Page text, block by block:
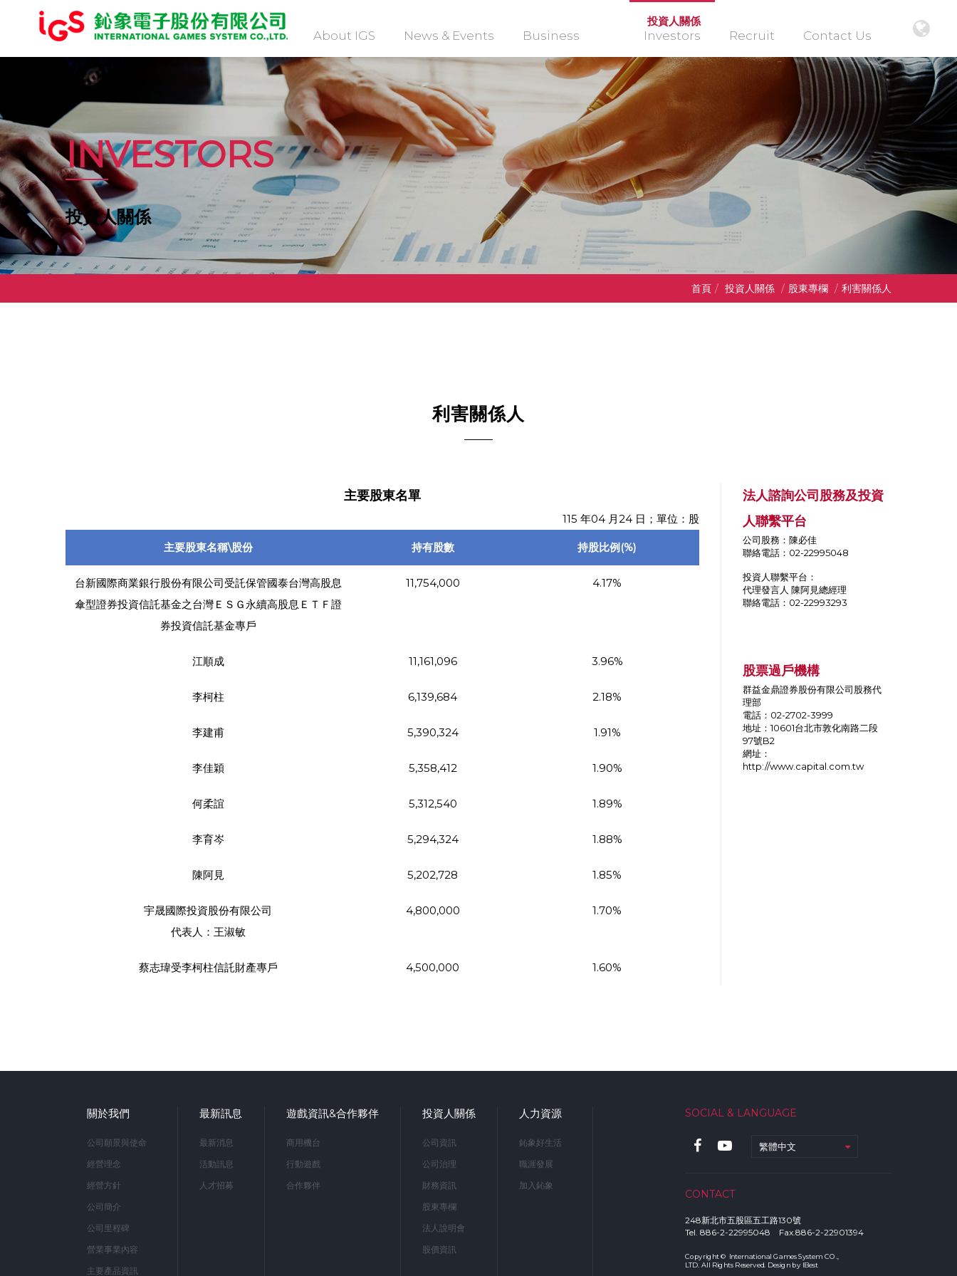
About IGS News & Events Business
投資人關係
Investors Recruit Contact Us
INVESTORS
投資人關係
首頁 / 投資人關係 / 股東專欄 / 利害關係人
利害關係人
主要股東名單
115 年04 月24 日；單位：股
主要股東名稱\股份 持有股數 持股比例(%)
台新國際商業銀行股份有限公司受託保管國泰台灣高股息
傘型證券投資信託基金之台灣ＥＳＧ永續高股息ＥＴＦ證
券投資信託基金專戶
11,754,000 4.17%
江順成 11,161,096 3.96%
李柯柱 6,139,684 2.18%
李建甫 5,390,324 1.91%
李佳穎 5,358,412 1.90%
何柔誼 5,312,540 1.89%
李育岑 5,294,324 1.88%
陳阿見 5,202,728 1.85%
宇晟國際投資股份有限公司
代表人：王淑敏
4,800,000 1.70%
蔡志瑋受李柯柱信託財產專戶 4,500,000 1.60%
法人諮詢公司股務及投資
人聯繫平台
公司股務：陳必佳
聯絡電話：02-22995048
投資人聯繫平台：
代理發言人 陳阿見總經理
聯絡電話：02-22993293
股票過戶機構
群益金鼎證券股份有限公司股務代
理部
電話：02-2702-3999
地址：10601台北市敦化南路二段
97號B2
網址：
http://www.capital.com.tw
關於我們
公司願景與使命
經營理念
經營方針
公司簡介
公司里程碑
營業事業內容
主要產品資訊
最新訊息
最新消息
活動訊息
人才招募
遊戲資訊&合作夥伴
商用機台
行動遊戲
合作夥伴
投資人關係
公司資訊
公司治理
財務資訊
股東專欄
法人說明會
股價資訊
人力資源
鈊象好生活
職涯發展
加入鈊象
SOCIAL & LANGUAGE
繁體中文
CONTACT
248新北市五股區五工路130號
Tel. 886-2-22995048 Fax.886-2-22901394
Copyright © International Games System CO.,
LTD. All Rights Reserved. Design by IBest